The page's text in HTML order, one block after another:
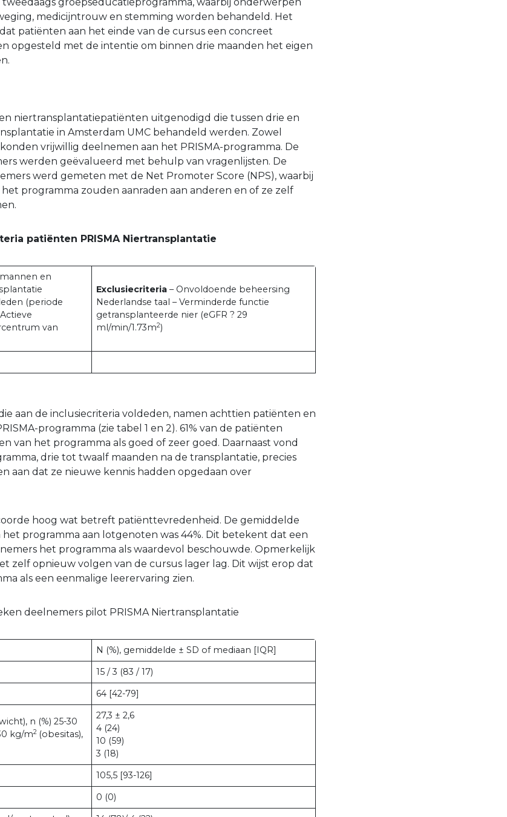
medicijntrouw en stemming worden behandeld. Het
patiënten aan het einde van de cursus een concreet
opgesteld met de intentie om binnen drie maanden het eigen
niertransplantatiepatiënten uitgenodigd die tussen drie en
in Amsterdam UMC behandeld werden. Zowel
vrijwillig deelnemen aan het PRISMA-programma. De
werden geëvalueerd met behulp van vragenlijsten. De
werd gemeten met de Net Promoter Score (NPS), waarbij
programma zouden aanraden aan anderen en of ze zelf
patiënten PRISMA Niertransplantatie
en
(periode
van
Exclusiecriteria – Onvoldoende beheersing
Nederlandse taal – Verminderde functie
getransplanteerde nier (eGFR ? 29
ml/min/1.73m2)
aan de inclusiecriteria voldeden, namen achttien patiënten en
programma (zie tabel 1 en 2). 61% van de patiënten
van het programma als goed of zeer goed. Daarnaast vond
drie tot twaalf maanden na de transplantatie, precies
aan dat ze nieuwe kennis hadden opgedaan over
hoog wat betreft patiënttevredenheid. De gemiddelde
het programma aan lotgenoten was 44%. Dit betekent dat een
het programma als waardevol beschouwde. Opmerkelijk
zelf opnieuw volgen van de cursus lager lag. Dit wijst erop dat
als een eenmalige leerervaring zien.
deelnemers pilot PRISMA Niertransplantatie
N (%), gemiddelde ± SD of mediaan [IQR]
15 / 3 (83 / 17)
64 [42-79]
n (%) 25-30
kg/m2 (obesitas),
27,3 ± 2,6
4 (24)
10 (59)
3 (18)
105,5 [93-126]
0 (0)